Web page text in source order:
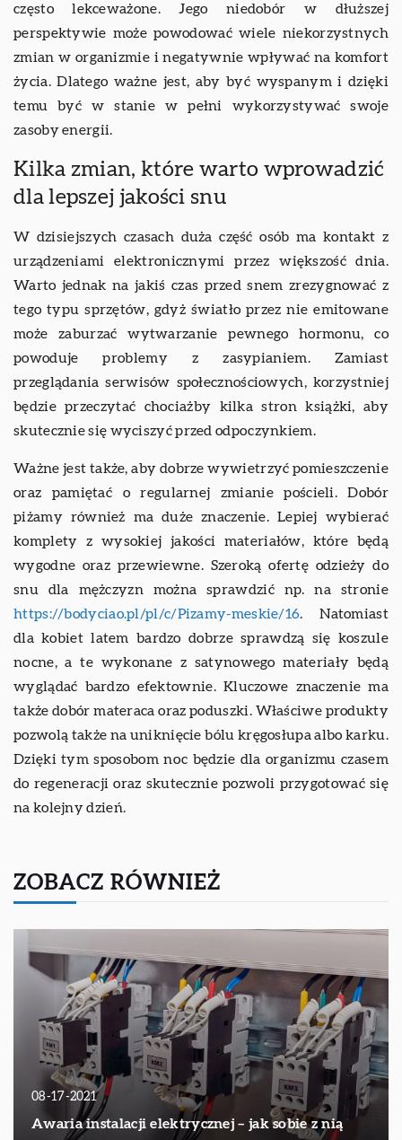
często lekceważone. Jego niedobór w dłuższej
perspektywie może powodować wiele niekorzystnych
zmian w organizmie i negatywnie wpływać na komfort
życia. Dlatego ważne jest, aby być wyspanym i dzięki
temu być w stanie w pełni wykorzystywać swoje
zasoby energii.
Kilka zmian, które warto wprowadzić
dla lepszej jakości snu
W dzisiejszych czasach duża część osób ma kontakt z
urządzeniami elektronicznymi przez większość dnia.
Warto jednak na jakiś czas przed snem zrezygnować z
tego typu sprzętów, gdyż światło przez nie emitowane
może zaburzać wytwarzanie pewnego hormonu, co
powoduje problemy z zasypianiem. Zamiast
przeglądania serwisów społecznościowych, korzystniej
będzie przeczytać chociażby kilka stron książki, aby
skutecznie się wyciszyć przed odpoczynkiem.
Ważne jest także, aby dobrze wywietrzyć pomieszczenie
oraz pamiętać o regularnej zmianie pościeli. Dobór
piżamy również ma duże znaczenie. Lepiej wybierać
komplety z wysokiej jakości materiałów, które będą
wygodne oraz przewiewne. Szeroką ofertę odzieży do
snu dla mężczyzn można sprawdzić np. na stronie
https://bodyciao.pl/pl/c/Pizamy-meskie/16. Natomiast
dla kobiet latem bardzo dobrze sprawdzą się koszule
nocne, a te wykonane z satynowego materiały będą
wyglądać bardzo efektownie. Kluczowe znaczenie ma
także dobór materaca oraz poduszki. Właściwe produkty
pozwolą także na uniknięcie bólu kręgosłupa albo karku.
Dzięki tym sposobom noc będzie dla organizmu czasem
do regeneracji oraz skutecznie pozwoli przygotować się
na kolejny dzień.
ZOBACZ RÓWNIEŻ
08-17-2021
Awaria instalacji elektrycznej – jak sobie z nią